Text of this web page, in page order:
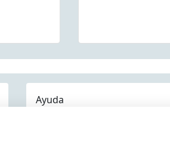
Ayuda